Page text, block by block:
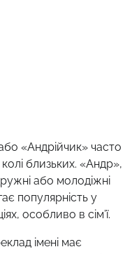
«Андрійчик» часто
близьких. «Андр»,
або молодіжні
популярність у
особливо в сім’ї.
імені має